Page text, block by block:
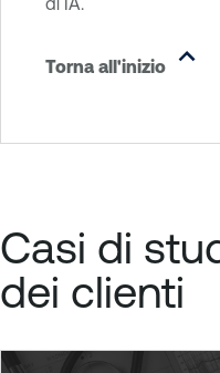
Torna all'inizio
Casi di
dei clienti